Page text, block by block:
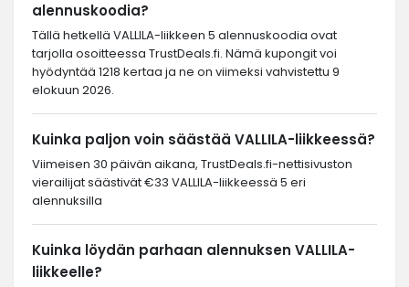
alennuskoodia?
Tällä hetkellä VALLILA-liikkeen 5 alennuskoodia ovat
tarjolla osoitteessa TrustDeals.fi. Nämä kupongit voi
hyödyntää 1218 kertaa ja ne on viimeksi vahvistettu 9
elokuun 2026.
Kuinka paljon voin säästää VALLILA-liikkeessä?
Viimeisen 30 päivän aikana, TrustDeals.fi-nettisivuston
vierailijat säästivät €33 VALLILA-liikkeessä 5 eri
alennuksilla
Kuinka löydän parhaan alennuksen VALLILA-
liikkeelle?